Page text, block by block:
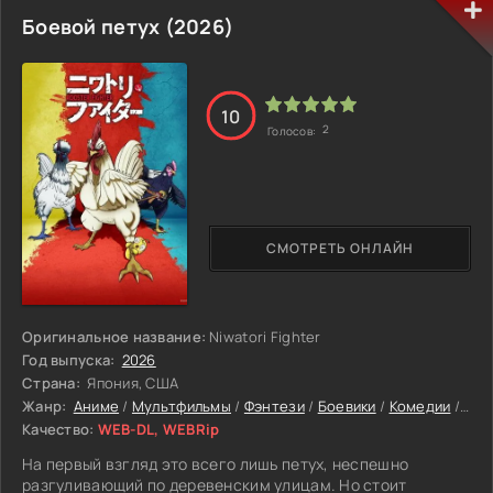
Пытаясь вернуть контроль над собственной судьбой,
Питер балансирует между обычной жизнью и
обязанностями героя. Но Нью-Йорк не даёт передышки.
Новые угрозы становятся всё опаснее, а противники
сильнее и хитрее. В одиночку справляться с этим всё
сложнее, особенно когда прошлое продолжает
напоминать о себе. На фоне постоянной борьбы Питер
сталкивается с главным выбором: остаться тем, кем его
помнили раньше, или стать кем-то новым.
Боевой петух (2026)
Оригинальное название: Niwatori Fighter
Год выпуска: 2026
Страна: Япония, США
Жанр: Аниме / Мультфильмы / Фэнтези/ Боевики / Комедии /
Качество: WEB-DL, WEBRip
На первый взгляд это всего лишь петух, неспешно
разгуливающий по деревенским улицам. Но стоит
СМОТРЕТЬ ОНЛАЙН
10
Голосов: 2